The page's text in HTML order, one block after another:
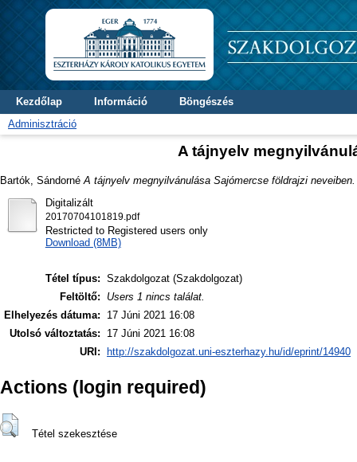
Kezdőlap Információ
Böngészés
Adminisztráció
A tájnyelv
Bartók, Sándorné A tájnyelv megnyilvánulása Sajómercse földrajzi neveiben.
Digitalizált
20170704101819.pdf
Restricted to Registered users only
Download (8MB)
Tétel típus: Szakdolgozat (Szakdolgozat)
Feltöltő:
Users 1 nincs találat.
Elhelyezés dátuma:
17 Júni 2021 16:08
Utolsó változtatás:
17 Júni 2021 16:08
URI:
http://szakdolgozat.uni-eszterhazy.hu/id/eprint/14940
Actions (login required)
Tétel szekesztése